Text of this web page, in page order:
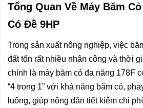
Tổng Quan Về Máy Băm
Có Đề 9HP
Trong sản xuất nông nghiệp, việc
đất tốn rất nhiều nhân công và thời
chính là máy băm cỏ đa năng 178F
“4 trong 1” với khả năng băm cỏ,
luống, giúp nông dân tiết kiệm chi